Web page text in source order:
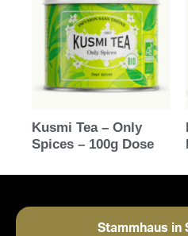
Kusmi Tea – Only
Spices – 100g Dose
Stammhaus in